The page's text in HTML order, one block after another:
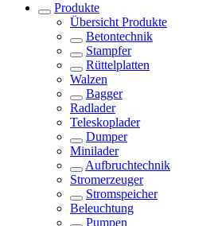
Produkte
Übersicht Produkte
Betontechnik
Stampfer
Rüttelplatten
Walzen
Bagger
Radlader
Teleskoplader
Dumper
Minilader
Aufbruchtechnik
Stromerzeuger
Stromspeicher
Beleuchtung
Pumpen